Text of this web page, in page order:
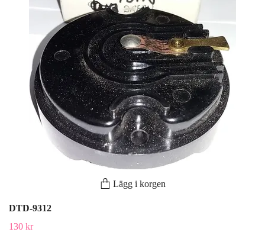
Lägg i korgen
DTD-9312
130 kr